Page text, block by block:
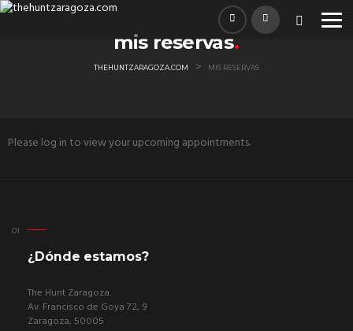
mis reservas
THEHUNTZARAGOZA.COM > MIS RESERVAS
Please log in to view your upcoming appointments.
¿Dónde estamos?
The Hunt Zaragoza.
Av. Francisco de Goya 72, 9
Zaragoza, 50005